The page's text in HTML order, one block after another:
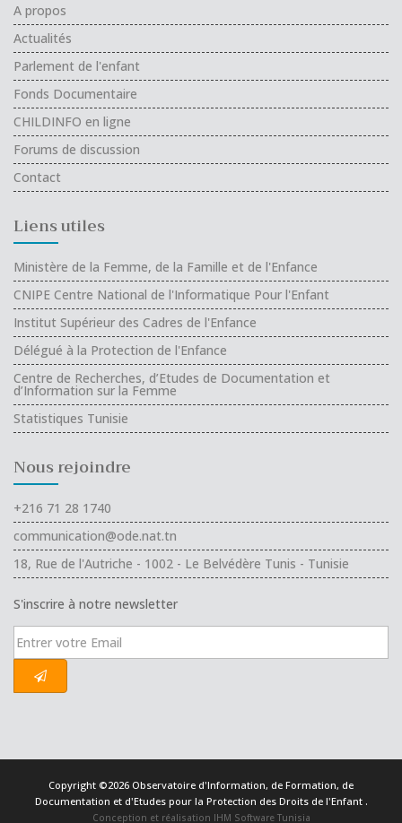
A propos
Actualités
Parlement de l'enfant
Fonds Documentaire
CHILDINFO en ligne
Forums de discussion
Contact
Liens utiles
Ministère de la Femme, de la Famille et de l'Enfance
CNIPE Centre National de l'Informatique Pour l'Enfant
Institut Supérieur des Cadres de l'Enfance
Délégué à la Protection de l'Enfance
Centre de Recherches, d’Etudes de Documentation et
d’Information sur la Femme
Statistiques Tunisie
Nous rejoindre
+216 71 28 1740
communication@ode.nat.tn
18, Rue de l'Autriche - 1002 - Le Belvédère Tunis - Tunisie
S'inscrire à notre newsletter
Copyright ©2026 Observatoire d'Information, de Formation, de
Documentation et d'Etudes pour la Protection des Droits de l'Enfant .
Conception et réalisation IHM Software Tunisia